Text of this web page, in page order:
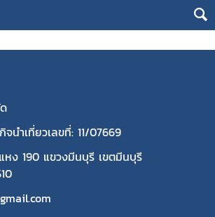
นำเที่ยวเลขที่: 11/07669
หง 190 แขวงมีนบุรี เขตมีนบุรี